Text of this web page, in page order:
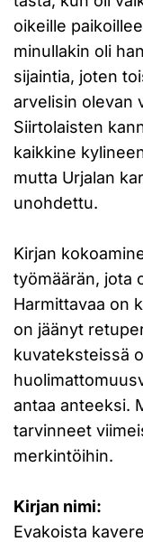
oikeille
minullakin oli
sijaintia, joten
arvelisin olevan
Siirtolaisten
kaikkine
mutta Urjalan
unohdettu.
Kirjan
työmäärän, jota
Harmittavaa on
on jäänyt
kuvateksteissä
antaa anteeksi.
tarvinneet
merkintöihin.
Kirjan nimi:
Evakoista